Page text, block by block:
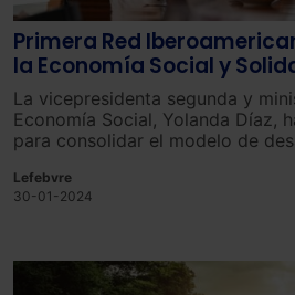
Primera Red
la Economía Social y
La vicepresidenta segunda y
Economía Social, Yolanda Díaz,
para consolidar el modelo de
Red Iberoamericana de Fomento
y Solidaria en México.
Lefebvre
30-01-2024